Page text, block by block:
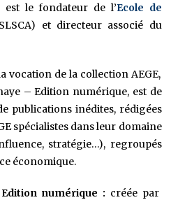
le fondateur de l’Ecole de
et directeur associé du
vocation de la collection AEGE,
– Edition numérique, est de
publications inédites, rédigées
spécialistes dans leur domaine
stratégie…), regroupés
économique.
numérique : créée par